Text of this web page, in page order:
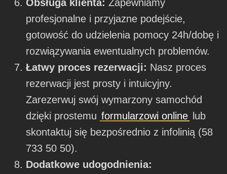
Obsługa klienta: Zapewniamy
profesjonalne i przyjazne podejście,
gotowość do udzielenia pomocy 24h/dobę i
rozwiązywania ewentualnych problemów.
Łatwy proces rezerwacji: Nasz proces
rezerwacji jest prosty i intuicyjny.
Zarezerwuj swój wymarzony samochód
dzięki prostemu formularzowi online
lub
skontaktuj się bezpośrednio z infolinią (58
733 50 50).
Dodatkowe udogodnienia: